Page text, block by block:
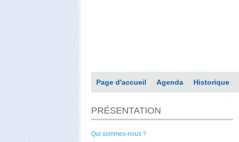
Page d'accueil Agenda Historique
PRÉSENTATION
Qui sommes-nous ?